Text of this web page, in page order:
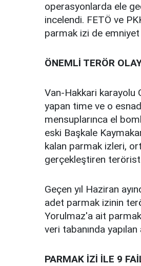
operasyonlarda ele
incelendi. FETÖ ve
parmak izi de
ÖNEMLİ TERÖR
Van-Hakkari karayolu
yapan time ve o
mensuplarınca el
eski Başkale
kalan parmak izleri,
gerçekleştiren terörist
Geçen yıl Haziran
adet parmak izinin
Yorulmaz'a ait
veri tabanında
PARMAK İZİ İLE 9